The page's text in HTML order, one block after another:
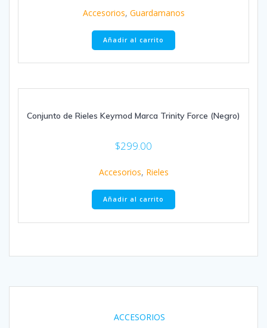
Accesorios, Guardamanos
Añadir al carrito
Conjunto de Rieles Keymod Marca Trinity Force (Negro)
$299.00
Accesorios, Rieles
Añadir al carrito
ACCESORIOS